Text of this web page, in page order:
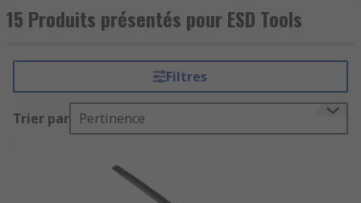
ESD Tools are specially designed so they can be
used in areas with electrostatic discharge and
causing any damage to the surface.
15 Produits présentés pour ESD Tools
Filtres
Trier par Pertinence